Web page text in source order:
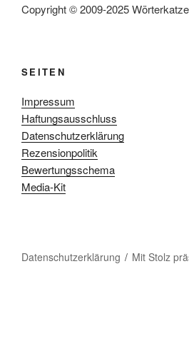
Copyright © 2009-2025 Wörterkatze
SEITEN
Impressum
Haftungsausschluss
Datenschutzerklärung
Rezensionpolitik
Bewertungsschema
Media-Kit
Datenschutzerklärung Mit Stolz